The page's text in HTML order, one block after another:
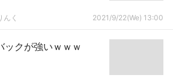
んく 2021/9/22(We) 13:00
ックが強いｗｗｗ